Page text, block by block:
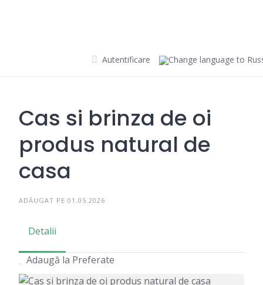
Autentificare
Cas si brinza de oi
produs natural de
casa
ADĂUGAT PE 01.05.2026
Detalii
Adaugă la Preferate